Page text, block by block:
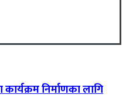
निर्माणका लागि